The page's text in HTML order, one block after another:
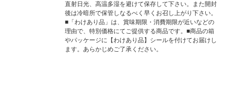
直射日光、高温多湿を避けて保存して下さい。また開封
後は冷暗所で保管しなるべく早くお召し上がり下さい。
■「わけあり品」は、賞味期限・消費期限が近いなどの
理由で、特別価格にてご提供する商品です。■商品の箱
やパッケージに【わけあり品】シールを付けてお届けし
ます。あらかじめご了承ください。